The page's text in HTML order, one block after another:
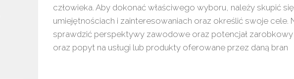
człowieka. Aby dokonać właściwego wyboru, należy skupić
umiejętnościach i zainteresowaniach oraz określić swoje cele.
sprawdzić perspektywy zawodowe oraz potencjał
oraz popyt na usługi lub produkty oferowane przez daną bran